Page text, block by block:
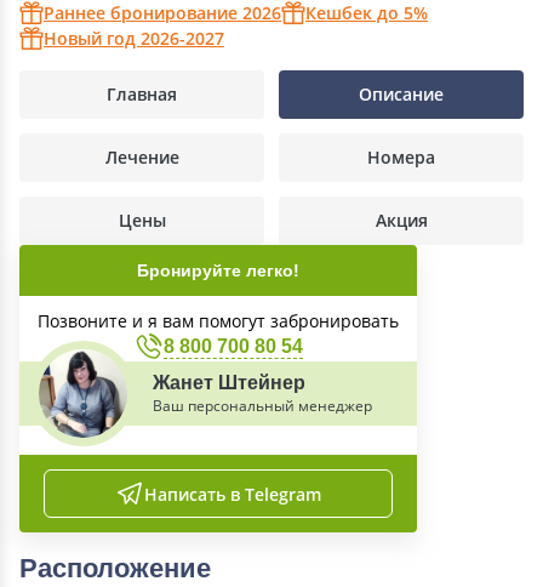
Раннее бронирование 2026
Кешбек до 5%
Новый год 2026-2027
Главная Описание
Лечение Номера
Цены Акция
Бронируйте легко!
Позвоните и я вам помогут забронировать
8 800 700 80 54
Жанет Штейнер
Ваш персональный менеджер
Написать в Telegram
Расположение